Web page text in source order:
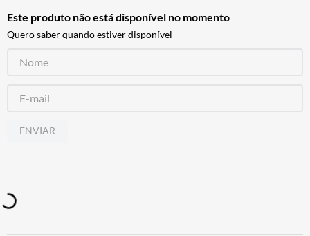
Este produto não está disponível no momento
Quero saber quando estiver disponível
ENVIAR